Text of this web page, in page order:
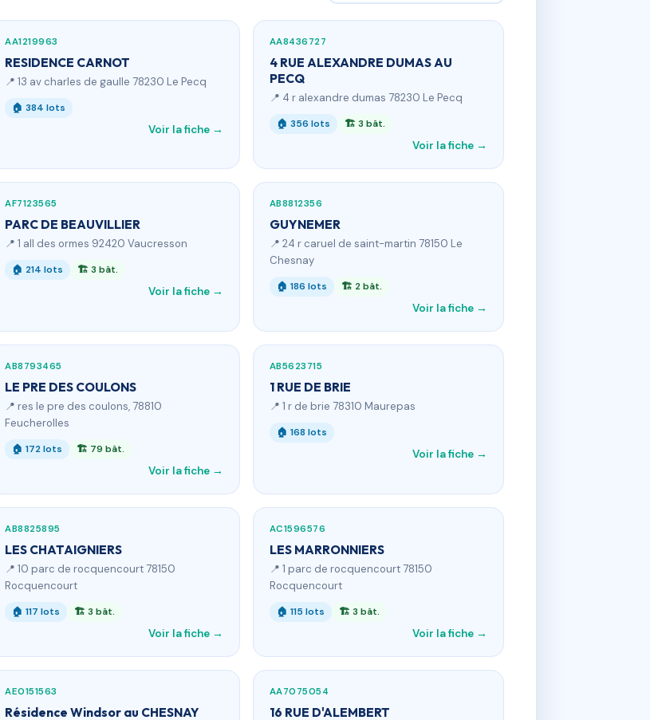
AA1219963
RESIDENCE CARNOT
📍 13 av charles de gaulle 78230 Le Pecq
🏠 384 lots
Voir la fiche →
AA8436727
4 RUE ALEXANDRE DUMAS AU
PECQ
📍 4 r alexandre dumas 78230 Le Pecq
🏠 356 lots 🏗 3 bât.
Voir la fiche →
AF7123565
PARC DE BEAUVILLIER
📍 1 all des ormes 92420 Vaucresson
🏠 214 lots 🏗 3 bât.
Voir la fiche →
AB8812356
GUYNEMER
📍 24 r caruel de saint-martin 78150 Le
Chesnay
🏠 186 lots 🏗 2 bât.
Voir la fiche →
AB8793465
LE PRE DES COULONS
📍 res le pre des coulons, 78810
Feucherolles
🏠 172 lots 🏗 79 bât.
Voir la fiche →
AB5623715
1 RUE DE BRIE
📍 1 r de brie 78310 Maurepas
🏠 168 lots
Voir la fiche →
AB8825895
LES CHATAIGNIERS
📍 10 parc de rocquencourt 78150
Rocquencourt
🏠 117 lots 🏗 3 bât.
Voir la fiche →
AC1596576
LES MARRONNIERS
📍 1 parc de rocquencourt 78150
Rocquencourt
🏠 115 lots 🏗 3 bât.
Voir la fiche →
AE0151563
Résidence Windsor au CHESNAY
AA7075054
16 RUE D'ALEMBERT